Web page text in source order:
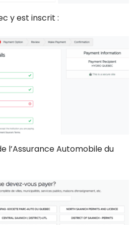
y est inscrit :
l’Assurance Automobile du